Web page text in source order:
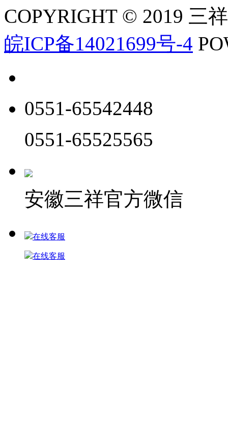
COPYRIGHT © 2019 三
皖ICP备14021699号-4
0551-65542448
0551-65525565
安徽三祥官方微信
在线客服
在线客服